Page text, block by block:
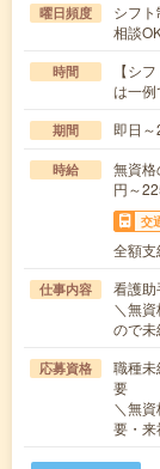
曜日頻度
シフ
相談
時間
【シ
は一
期間 即日
時給
無資
円～
交
全額支
仕事内容
看護助
＼無
ので
応募資格
職種未
要
＼無
要・